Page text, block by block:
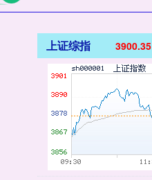
上证综指 3900.35